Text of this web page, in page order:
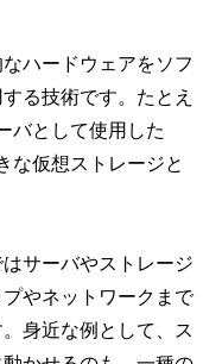
ハードウェアをソフ
る技術です。たとえ
バとして使用した
な仮想ストレージと
サーバやストレージ
やネットワークまで
身近な例として、ス